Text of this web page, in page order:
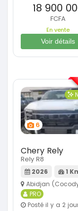
18 900
FCFA
En vente
Voir détails
6
Chery Rely
Rely R8
2026
1
Abidjan
PRO
Posté il y a 2